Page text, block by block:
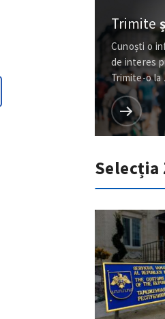
Trimite
Cunoști o
de interes
Trimite-o la
Selecția